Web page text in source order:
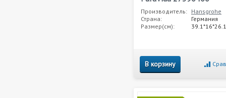
Производитель: Hansgrohe
Страна:
Германия
Размер(см):
39.1*16*26.1
В корзину